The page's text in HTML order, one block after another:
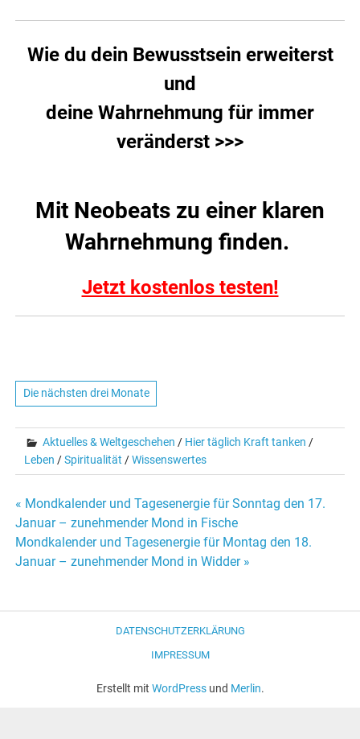
Wie du dein Bewusstsein erweiterst
und
deine Wahrnehmung für immer
veränderst >>>
Mit Neobeats zu einer klaren
Wahrnehmung finden.
Jetzt kostenlos testen!
Die nächsten drei Monate
Aktuelles & Weltgeschehen / Hier täglich Kraft tanken /
Leben /Spiritualität /Wissenswertes
Beitrags-
Navigation
« Mondkalender und Tagesenergie für Sonntag den 17.
Januar – zunehmender Mond in Fische
Mondkalender und Tagesenergie für Montag den 18.
Januar – zunehmender Mond in Widder »
DATENSCHUTZERKLÄRUNG
IMPRESSUM
Erstellt mit WordPressund Merlin.